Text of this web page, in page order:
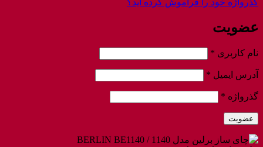
عضویت
نام کاربری *
آدرس ایمیل *
گذرواژه *
عضویت